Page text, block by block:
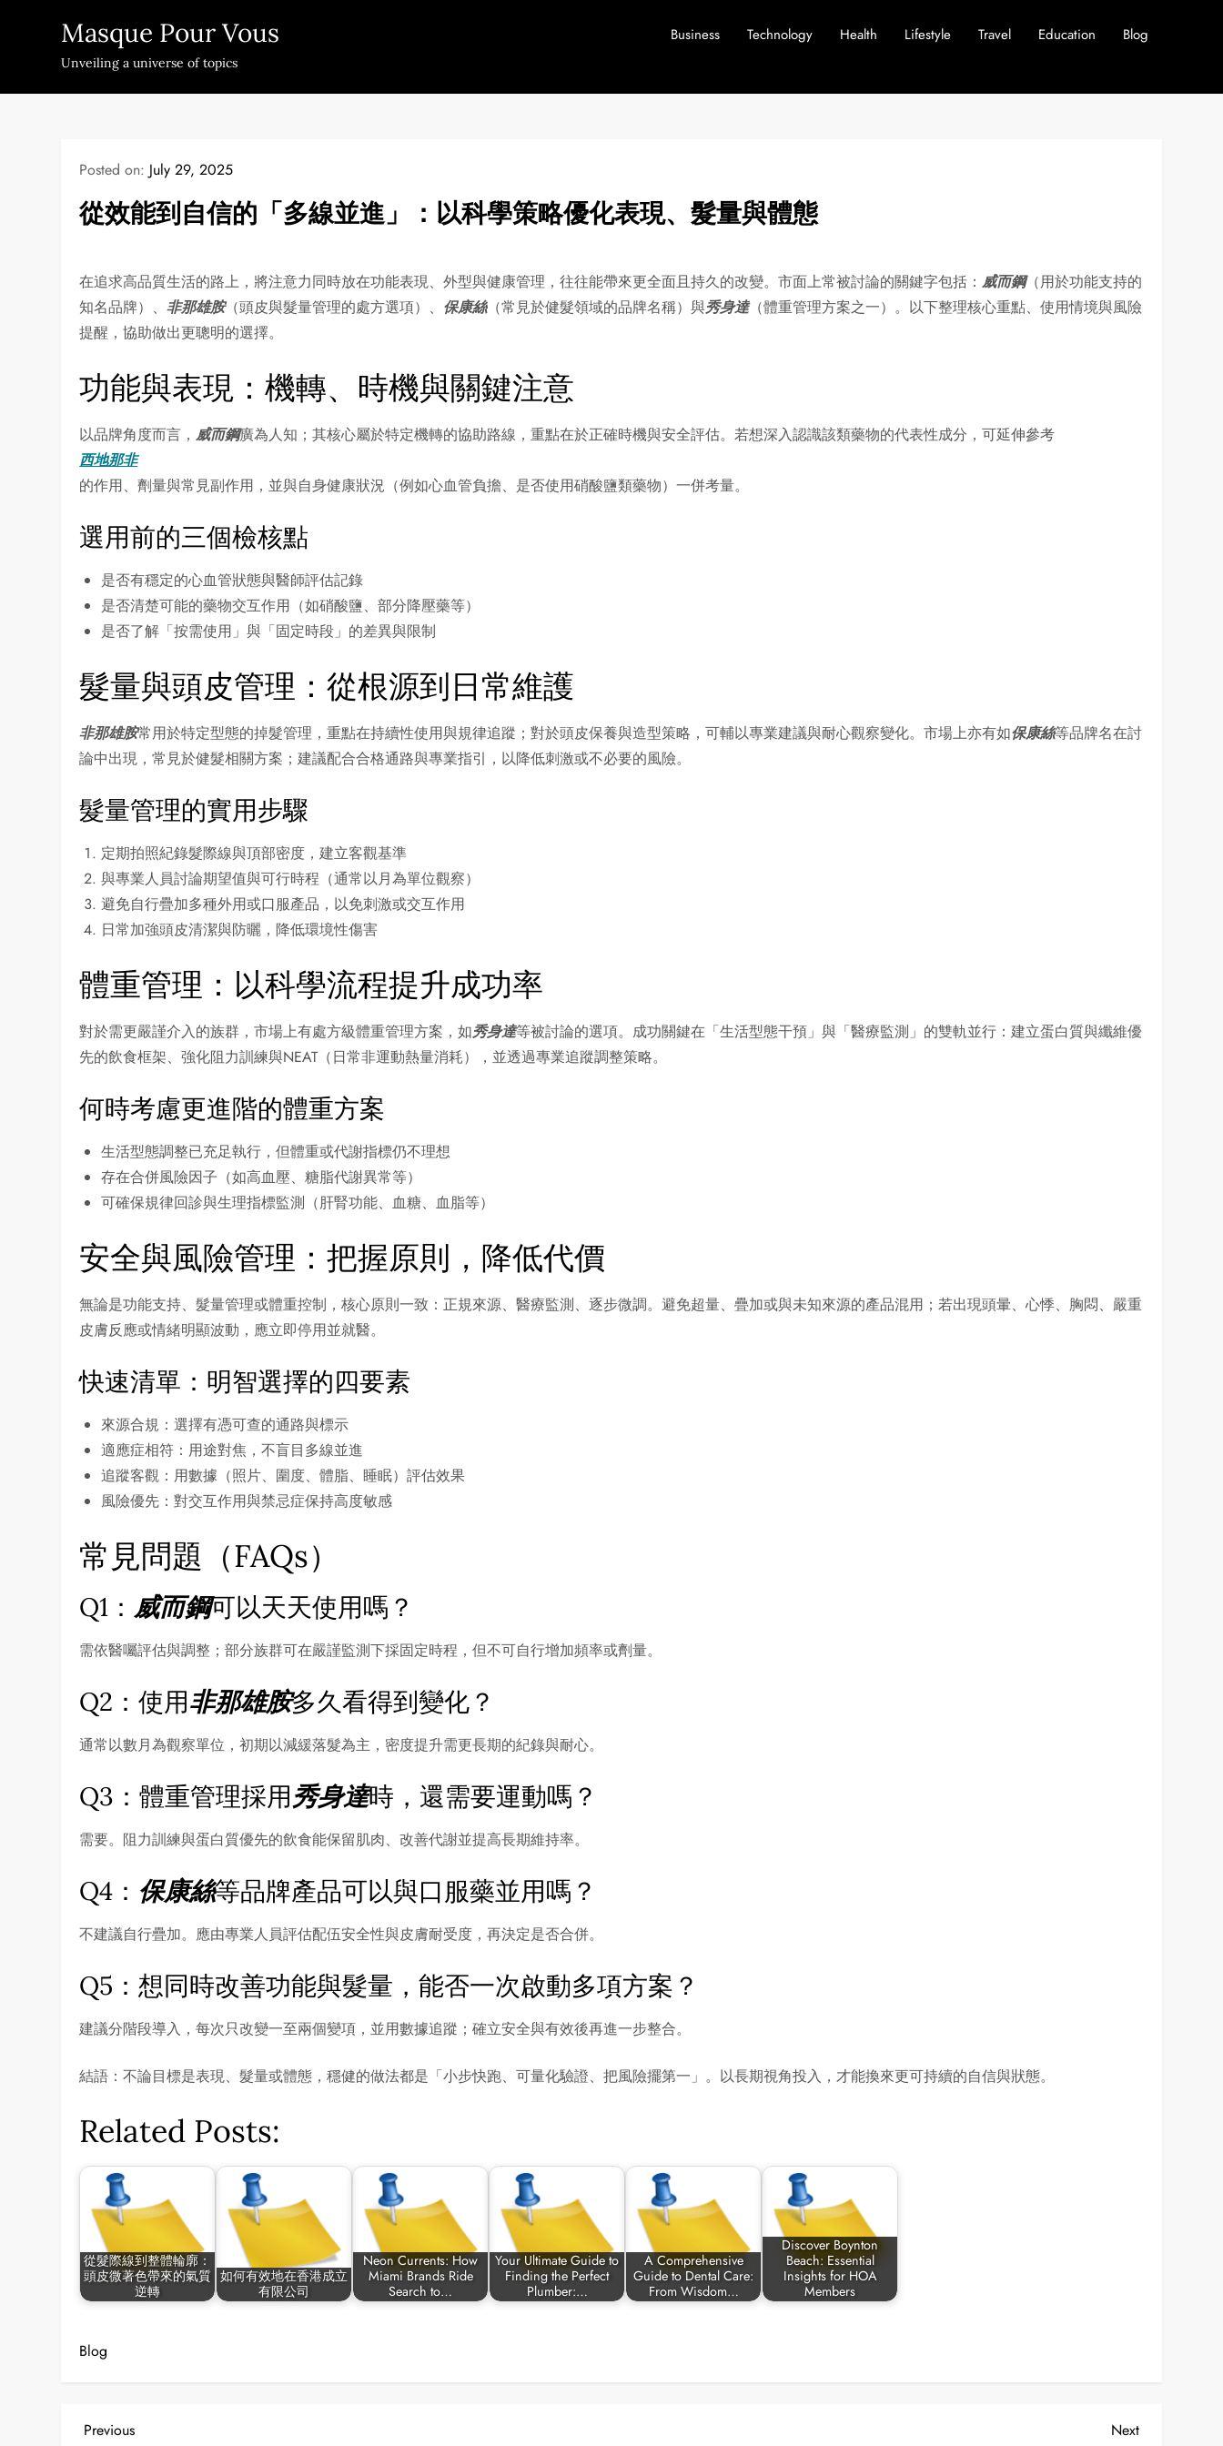
Masque Pour Vous
Unveiling a universe of topics
Business Technology Health Lifestyle Travel Education Blog
Posted on: July 29, 2025
從效能到自信的「多線並進」：以科學策略優化表現、髮量與體態
在追求高品質生活的路上，將注意力同時放在功能表現、外型與健康管理，往往能帶來更全面且持久的改變。市面上常被討論的關鍵字包括：威而鋼（用於功能支持的
知名品牌）、非那雄胺（頭皮與髮量管理的處方選項）、 保康絲（常見於健髮領域的品牌名稱）與秀身達（體重管理方案之一）。以下整理核心重點、使用情境與風險
提醒，協助做出更聰明的選擇。
功能與表現：機轉、時機與關鍵注意
以品牌角度而言，威而鋼廣為人知；其核心屬於特定機轉的協助路線，重點在於正確時機與安全評估。若想深入認識該類藥物的代表性成分，可延伸參考
西地那非
的作用、劑量與常見副作用，並與自身健康狀況（例如心血管負擔、是否使用硝酸鹽類藥物）一併考量。
選用前的三個檢核點
是否有穩定的心血管狀態與醫師評估記錄
是否清楚可能的藥物交互作用（如硝酸鹽、部分降壓藥等）
是否了解「按需使用」與「固定時段」的差異與限制
髮量與頭皮管理：從根源到日常維護
非那雄胺常用於特定型態的掉髮管理，重點在持續性使用與規律追蹤；對於頭皮保養與造型策略，可輔以專業建議與耐心觀察變化。市場上亦有如保康絲等品牌名在討
論中出現，常見於健髮相關方案；建議配合合格通路與專業指引，以降低刺激或不必要的風險。
髮量管理的實用步驟
定期拍照紀錄髮際線與頂部密度，建立客觀基準
與專業人員討論期望值與可行時程（通常以月為單位觀察）
避免自行疊加多種外用或口服產品，以免刺激或交互作用
日常加強頭皮清潔與防曬，降低環境性傷害
體重管理：以科學流程提升成功率
對於需更嚴謹介入的族群，市場上有處方級體重管理方案，如秀身達等被討論的選項。成功關鍵在「生活型態干預」與「醫療監測」的雙軌並行：建立蛋白質與纖維優
先的飲食框架、強化阻力訓練與NEAT（日常非運動熱量消耗），並透過專業追蹤調整策略。
何時考慮更進階的體重方案
生活型態調整已充足執行，但體重或代謝指標仍不理想
存在合併風險因子（如高血壓、糖脂代謝異常等）
可確保規律回診與生理指標監測（肝腎功能、血糖、血脂等）
安全與風險管理：把握原則，降低代價
無論是功能支持、髮量管理或體重控制，核心原則一致：正規來源、醫療監測、逐步微調。避免超量、疊加或與未知來源的產品混用；若出現頭暈、心悸、胸悶、嚴重
皮膚反應或情緒明顯波動，應立即停用並就醫。
快速清單：明智選擇的四要素
來源合規：選擇有憑可查的通路與標示
適應症相符：用途對焦，不盲目多線並進
追蹤客觀：用數據（照片、圍度、體脂、睡眠）評估效果
風險優先：對交互作用與禁忌症保持高度敏感
常見問題（FAQs）
Q1：威而鋼可以天天使用嗎？
需依醫囑評估與調整；部分族群可在嚴謹監測下採固定時程，但不可自行增加頻率或劑量。
Q2：使用非那雄胺多久看得到變化？
通常以數月為觀察單位，初期以減緩落髮為主，密度提升需更長期的紀錄與耐心。
Q3：體重管理採用秀身達時，還需要運動嗎？
需要。阻力訓練與蛋白質優先的飲食能保留肌肉、改善代謝並提高長期維持率。
Q4： 保康絲等品牌產品可以與口服藥並用嗎？
不建議自行疊加。應由專業人員評估配伍安全性與皮膚耐受度，再決定是否合併。
Q5：想同時改善功能與髮量，能否一次啟動多項方案？
建議分階段導入，每次只改變一至兩個變項，並用數據追蹤；確立安全與有效後再進一步整合。
結語：不論目標是表現、髮量或體態，穩健的做法都是「小步快跑、可量化驗證、把風險擺第一」。以長期視角投入，才能換來更可持續的自信與狀態。
Related Posts:
從髮際線到整體輪廓：
頭皮微著色帶來的氣質
逆轉
如何有效地在香港成立
有限公司
Neon Currents: How
Miami Brands Ride
Search to…
Your Ultimate Guide to
Finding the Perfect
Plumber:…
A Comprehensive
Guide to Dental Care:
From Wisdom…
Discover Boynton
Beach: Essential
Insights for HOA
Members
Blog
P
Previous
Previous
Next
Next